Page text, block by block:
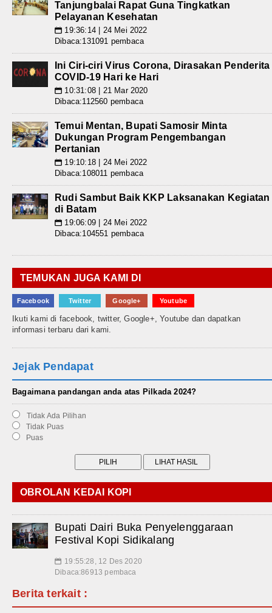
Tanjungbalai Rapat Guna Tingkatkan
Pelayanan Kesehatan
📅 19:36:14 | 24 Mei 2022
Dibaca:131091 pembaca
Ini Ciri-ciri Virus Corona, Dirasakan Penderita
COVID-19 Hari ke Hari
📅 10:31:08 | 21 Mar 2020
Dibaca:112560 pembaca
Temui Mentan, Bupati Samosir Minta
Dukungan Program Pengembangan
Pertanian
📅 19:10:18 | 24 Mei 2022
Dibaca:108011 pembaca
Rudi Sambut Baik KKP Laksanakan Kegiatan
di Batam
📅 19:06:09 | 24 Mei 2022
Dibaca:104551 pembaca
TEMUKAN JUGA KAMI DI
Facebook Twitter Google+ Youtube
Ikuti kami di facebook, twitter, Google+, Youtube dan dapatkan
informasi terbaru dari kami.
Jejak Pendapat
Bagaimana pandangan anda atas Pilkada 2024?
Tidak Ada Pilihan
Tidak Puas
Puas
OBROLAN KEDAI KOPI
Bupati Dairi Buka Penyelenggaraan
Festival Kopi Sidikalang
📅 19:55:28, 12 Des 2020
Dibaca:86913 pembaca
Berita terkait :